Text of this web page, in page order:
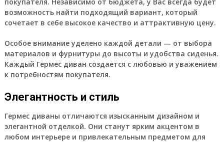
возможность найти подходящий вариант, который
сочетает в себе высокое качество и аттрактивную цену.
Особое внимание уделено каждой детали — от выбора
материалов и фурнитуры до высоты и удобства сиденья.
Каждый Гермес диван создается с любовью и уважением
к потребностям покупателя.
Элегантность и стиль
Гермес диваны отличаются изысканным дизайном и
элегантной отделкой. Они станут ярким акцентом в
любом интерьере и привлекательным предметом для